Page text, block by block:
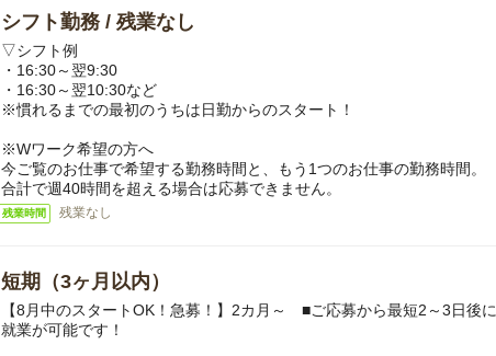
シフト勤務 / 残業なし
▽シフト例
・16:30～翌9:30
・16:30～翌10:30など
※慣れるまでの最初のうちは日勤からのスタート！
※Wワーク希望の方へ
今ご覧のお仕事で希望する勤務時間と、もう1つのお仕事の勤務時間。
合計で週40時間を超える場合は応募できません。
残業時間 残業なし
短期（3ヶ月以内）
【8月中のスタートOK！急募！】2カ月～ ■ご応募から最短2～3日後に
就業が可能です！